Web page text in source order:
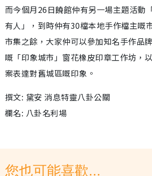
而今個月26日饒館仲有另一場主題活動
有人」，到時仲有30檔本地手作檔主嘅
市集之餘，大家仲可以參加知名手作品
嘅「印象城市」窗花橡皮印章工作坊，
案表達對舊城區嘅印象。
撰文: 黛安 消息特靈八卦公關
欄名: 八卦名利場
您也可能喜歡...